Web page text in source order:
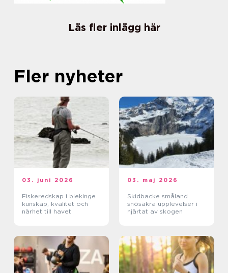
Läs fler inlägg här
Fler nyheter
03. juni 2026
Fiskeredskap i blekinge
kunskap, kvalitet och
närhet till havet
03. maj 2026
Skidbacke småland
snösäkra upplevelser i
hjärtat av skogen